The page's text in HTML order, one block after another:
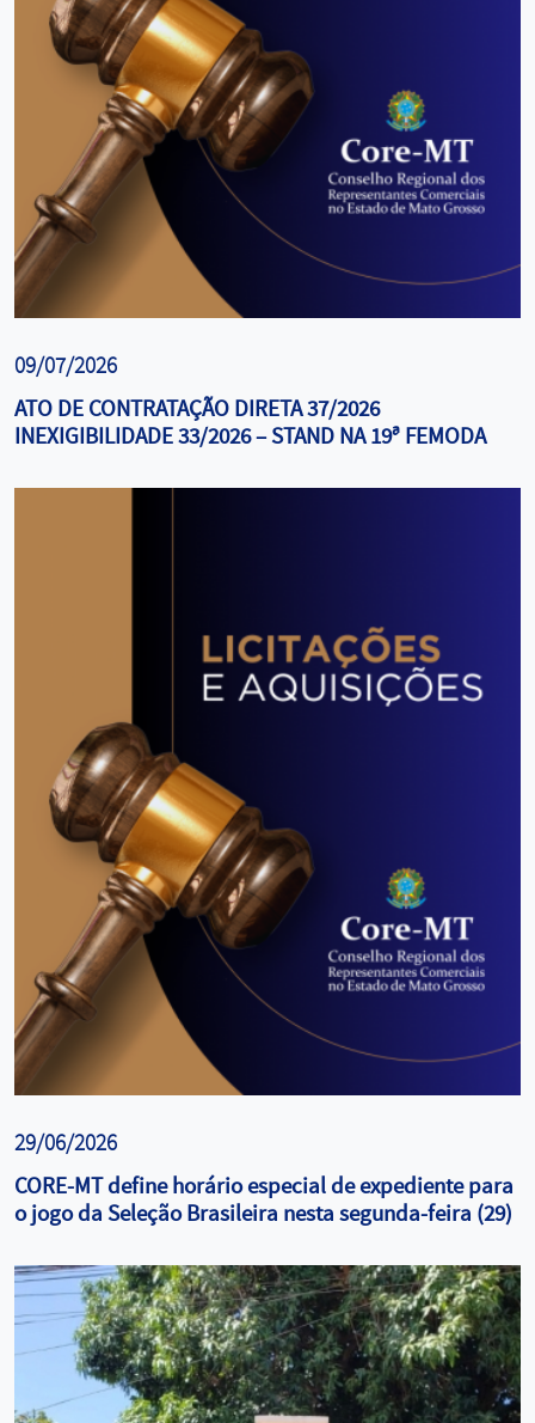
09/07/2026
ATO DE CONTRATAÇÃO DIRETA 37/2026
INEXIGIBILIDADE 33/2026 – STAND NA 19ª FEMODA
29/06/2026
CORE-MT define horário especial de expediente para
o jogo da Seleção Brasileira nesta segunda-feira (29)